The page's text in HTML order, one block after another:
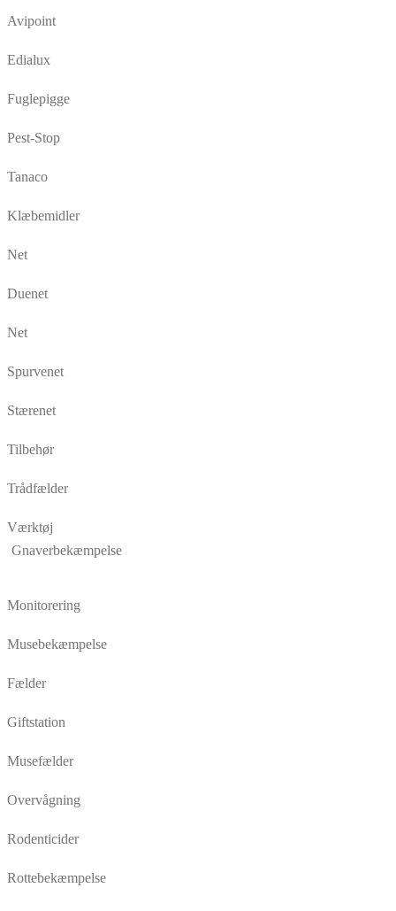
Avipoint
Edialux
Fuglepigge
Pest-Stop
Tanaco
Klæbemidler
Net
Duenet
Net
Spurvenet
Stærenet
Tilbehør
Trådfælder
Værktøj
Gnaverbekæmpelse
Monitorering
Musebekæmpelse
Fælder
Giftstation
Musefælder
Overvågning
Rodenticider
Rottebekæmpelse